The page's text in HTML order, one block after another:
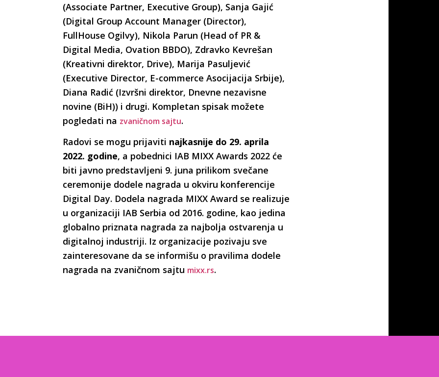
(Associate Partner, Executive Group), Sanja Gajić
(Digital Group Account Manager (Director),
FullHouse Ogilvy), Nikola Parun (Head of PR &
Digital Media, Ovation BBDO), Zdravko Kevrešan
(Kreativni direktor, Drive), Marija Pasuljević
(Executive Director, E-commerce Asocijacija Srbije),
Diana Radić (Izvršni direktor, Dnevne nezavisne
novine (BiH)) i drugi. Kompletan spisak možete
pogledati na zvaničnom sajtu.
Radovi se mogu prijaviti najkasnije do 29. aprila
2022. godine, a pobednici IAB MIXX Awards 2022 će
biti javno predstavljeni 9. juna prilikom svečane
ceremonije dodele nagrada u okviru konferencije
Digital Day. Dodela nagrada MIXX Award se realizuje
u organizaciji IAB Serbia od 2016. godine, kao jedina
globalno priznata nagrada za najbolja ostvarenja u
digitalnoj industriji. Iz organizacije pozivaju sve
zainteresovane da se informišu o pravilima dodele
nagrada na zvaničnom sajtu mixx.rs.